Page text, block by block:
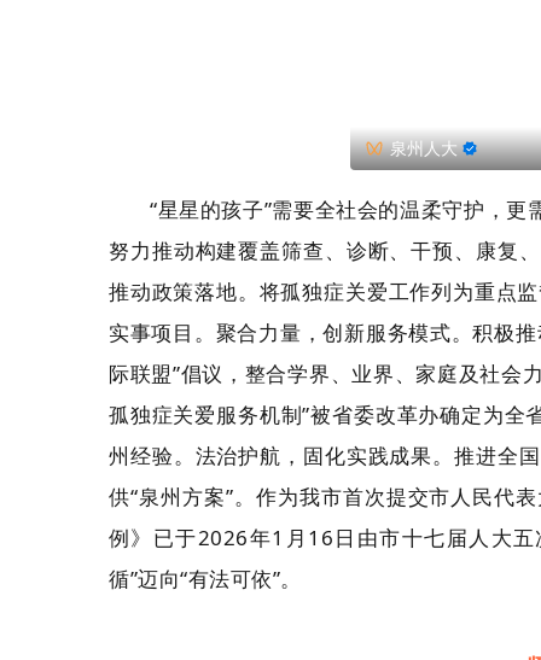
泉州人大
“星星的孩子”需要全社会的温柔守护，
努力推动构建覆盖筛查、诊断、干预、康复
推动政策落地。将孤独症关爱工作列为重点
实事项目。聚合力量，创新服务模式。积极
际联盟”倡议，整合学界、业界、家庭及社会
孤独症关爱服务机制”被省委改革办确定为全
州经验。法治护航，固化实践成果。推进全
供“泉州方案”。作为我市首次提交市人民代
例》已于2026年1月16日由市十七届人大
循”迈向“有法可依”。